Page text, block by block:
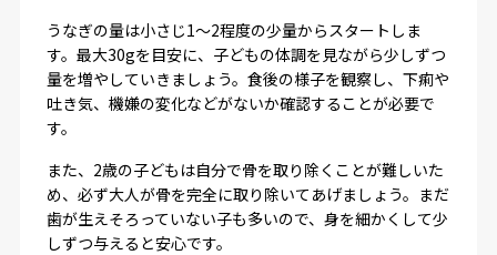
うなぎの量は小さじ1〜2程度の少量からスタートしま
す。最大30gを目安に、子どもの体調を見ながら少しずつ
量を増やしていきましょう。食後の様子を観察し、下痢や
吐き気、機嫌の変化などがないか確認することが必要で
す。
また、2歳の子どもは自分で骨を取り除くことが難しいた
め、必ず大人が骨を完全に取り除いてあげましょう。まだ
歯が生えそろっていない子も多いので、身を細かくして少
しずつ与えると安心です。